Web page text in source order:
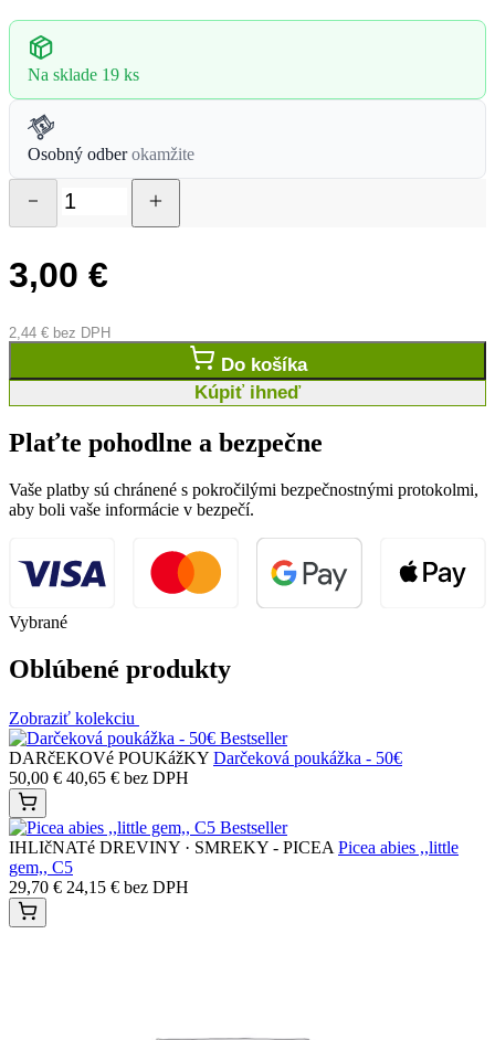
Na sklade 19 ks
Osobný odber okamžite
3,00 €
2,44 € bez DPH
Do košíka
Kúpiť ihneď
Plaťte pohodlne a bezpečne
Vaše platby sú chránené s pokročilými bezpečnostnými protokolmi,
aby boli vaše informácie v bezpečí.
Vybrané
Oblúbené produkty
Zobraziť kolekciu
Bestseller
DARčEKOVé POUKážKY Darčeková poukážka - 50€
50,00 € 40,65 € bez DPH
Bestseller
IHLIčNATé DREVINY · SMREKY - PICEA Picea abies ,,little
gem,, C5
29,70 € 24,15 € bez DPH